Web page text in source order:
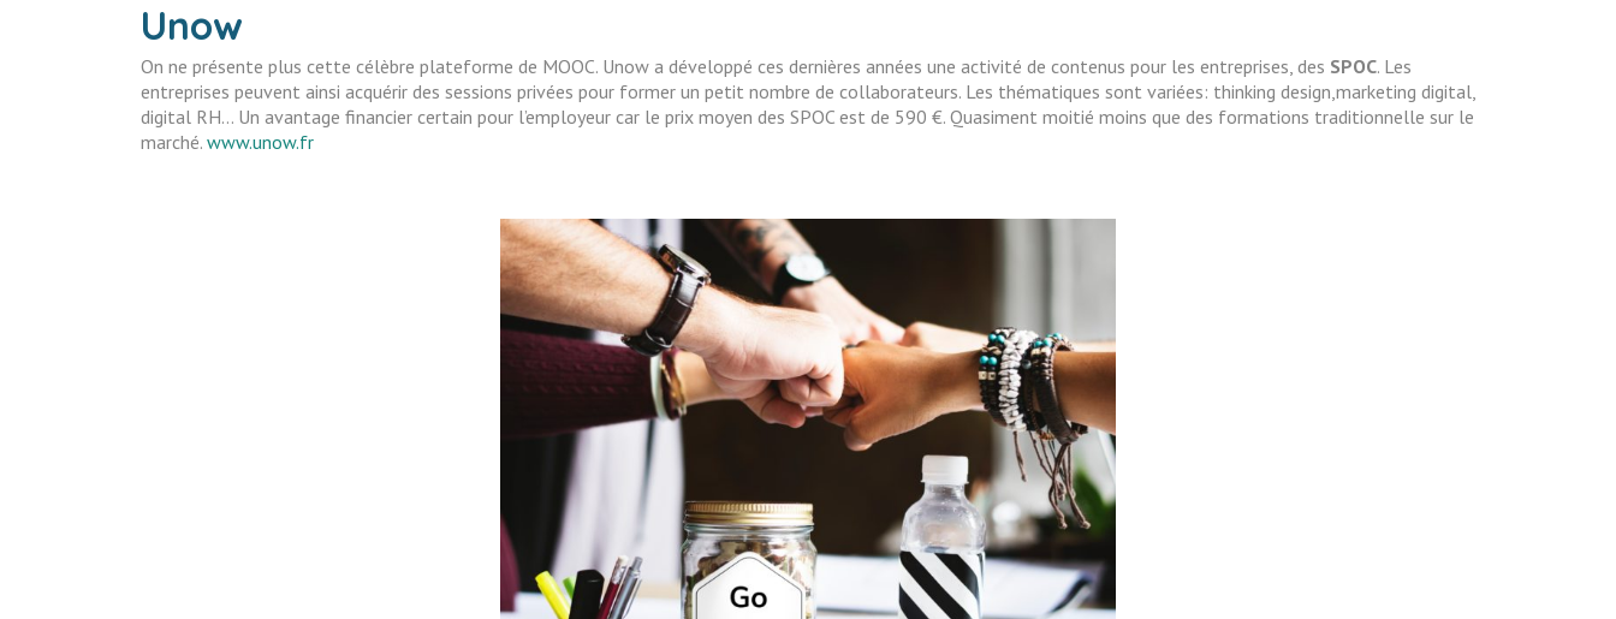
Unow
On ne présente plus cette célèbre plateforme de MOOC. Unow a développé ces dernières années une activité de contenus pour les entreprises, des SPOC. Les
entreprises peuvent ainsi acquérir des sessions privées pour former un petit nombre de collaborateurs. Les thématiques sont variées: thinking design,marketing digital,
digital RH… Un avantage financier certain pour l’employeur car le prix moyen des SPOC est de 590 €. Quasiment moitié moins que des formations traditionnelle sur le
marché. www.unow.fr